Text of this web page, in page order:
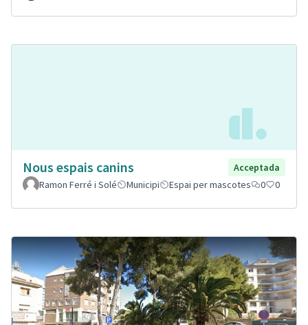
Nous espais canins
Acceptada
Ramon Ferré i Solé
Municipi Espai per mascotes 0 0